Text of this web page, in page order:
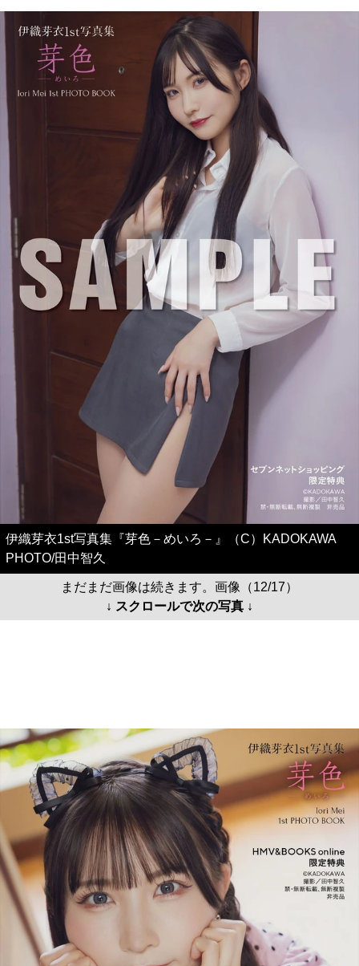
伊織芽衣1st写真集『芽色－めいろ－』（C）KADOKAWA
PHOTO/田中智久
まだまだ画像は続きます。画像（12/17）
↓ スクロールで次の写真 ↓